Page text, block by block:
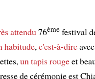
attendu76ème festival
habitude,c'est-à-dire
un tapis rougeet
de cérémonie est